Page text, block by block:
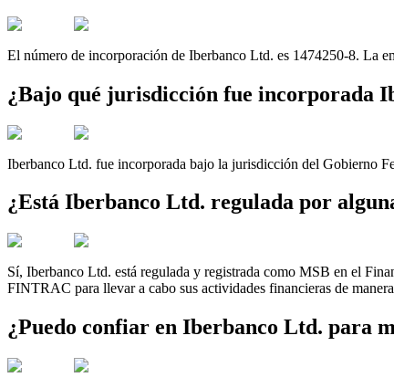
El número de incorporación de Iberbanco Ltd. es 1474250-8. La
¿Bajo qué jurisdicción fue incorporada
Iberbanco Ltd. fue incorporada bajo la jurisdicción del Gobierno
¿Está Iberbanco Ltd. regulada por
Sí, Iberbanco Ltd. está regulada y registrada como MSB en el
FINTRAC para llevar a cabo sus actividades financieras de
¿Puedo confiar en Iberbanco Ltd. para